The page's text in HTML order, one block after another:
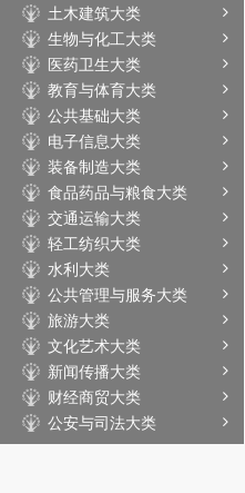
土木建筑大类
生物与化工大类
医药卫生大类
教育与体育大类
公共基础大类
电子信息大类
装备制造大类
食品药品与粮食大类
交通运输大类
轻工纺织大类
水利大类
公共管理与服务大类
旅游大类
文化艺术大类
新闻传播大类
财经商贸大类
公安与司法大类